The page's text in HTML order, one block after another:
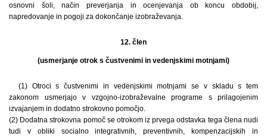
osnovni šoli, način preverjanja in ocenjevanja ob koncu obdobij,
napredovanje in pogoji za dokončanje izobraževanja.
12. člen
(usmerjanje otrok s čustvenimi in vedenjskimi motnjami)
(1) Otroci s čustvenimi in vedenjskimi motnjami se v skladu s tem
zakonom usmerjajo v vzgojno-izobraževalne programe s prilagojenim
izvajanjem in dodatno strokovno pomočjo.
(2) Dodatna strokovna pomoč se otrokom iz prvega odstavka tega člena nudi
tudi v obliki socialno integrativnih, preventivnih, kompenzacijskih in